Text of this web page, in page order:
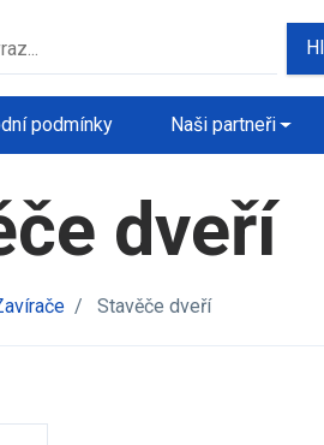
podmínky Naši partneři
dveří
/ Stavěče dveří